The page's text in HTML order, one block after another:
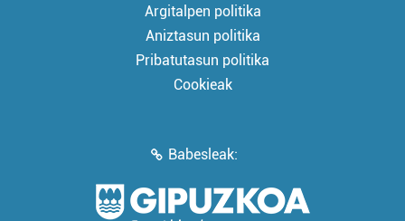
Argitalpen politika
Aniztasun politika
Pribatutasun politika
Cookieak
Babesleak: